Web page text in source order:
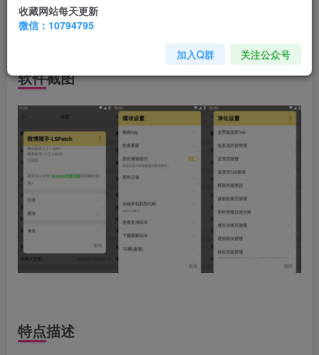
现广告屏蔽、自动签到、领取红包等功能，这样用户在浏览
软件截图
特点描述
收藏网站每天更新
微信：10794795
加入Q群 关注公众号